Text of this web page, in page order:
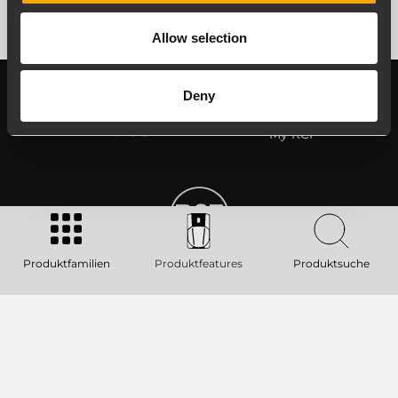
Allow selection
Deny
My RCF
Product Lines
Produktfamilien Produktfeatures Produktsuche